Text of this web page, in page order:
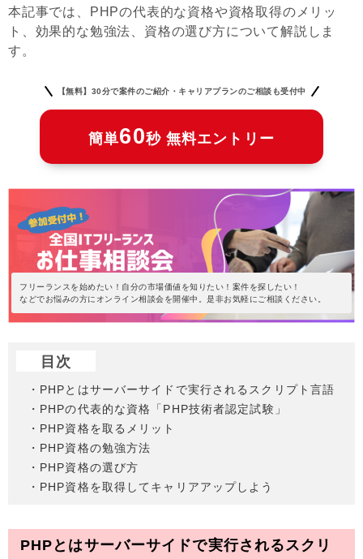
本記事では、PHPの代表的な資格や資格取得のメリッ
ト、効果的な勉強法、資格の選び方について解説しま
す。
【無料】30分で案件のご紹介・キャリアプランのご相談も受付中
簡単60秒 無料エントリー
フリーランスを始めたい！自分の市場価値を知りたい！案件を探したい！
などでお悩みの方にオンライン相談会を開催中。是非お気軽にご相談ください。
目次
・PHPとはサーバーサイドで実行されるスクリプト言語
・PHPの代表的な資格「PHP技術者認定試験」
・PHP資格を取るメリット
・PHP資格の勉強方法
・PHP資格の選び方
・PHP資格を取得してキャリアアップしよう
PHPとはサーバーサイドで実行されるスクリ